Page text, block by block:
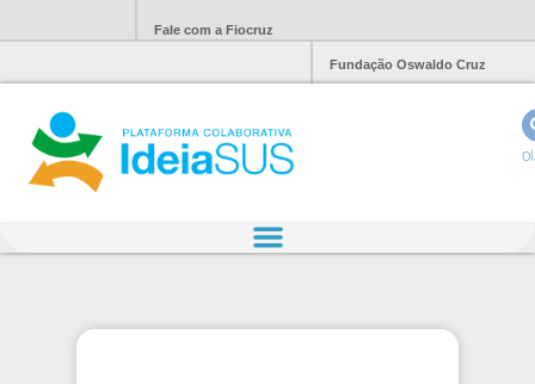
Fale com a Fiocruz
Fundação Oswaldo Cruz